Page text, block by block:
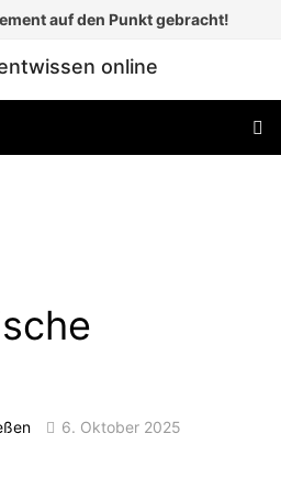
auf den Punkt gebracht!
online
6. Oktober 2025